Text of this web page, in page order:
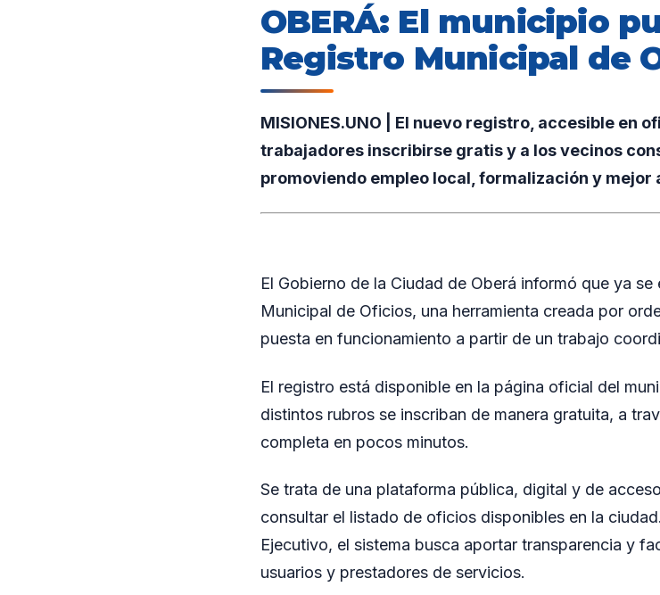
OBERÁ: El municipio
Registro Municipal de
MISIONES.UNO | El nuevo registro, accesible en
trabajadores inscribirse gratis y a los vecinos
promoviendo empleo local, formalización y mejor
El Gobierno de la Ciudad de Oberá informó que ya
Municipal de Oficios, una herramienta creada por
puesta en funcionamiento a partir de un trabajo
El registro está disponible en la página oficial del
distintos rubros se inscriban de manera gratuita, a
completa en pocos minutos.
Se trata de una plataforma pública, digital y de
consultar el listado de oficios disponibles en la
Ejecutivo, el sistema busca aportar transparencia y
usuarios y prestadores de servicios.